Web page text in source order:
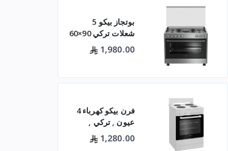
بوتجاز بيكو 5
شعلات تركي 90×60
ستيل مع مروحتين –
GG15120FXNS
1,980.00
فرن بيكو كهرباء 4
عيون , تركي ,
60×60 باب زجاجي
– أبيض- FBS 66000
1,280.00